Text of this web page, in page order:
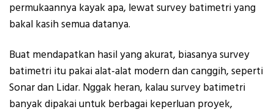
permukaannya kayak apa, lewat survey batimetri yang
bakal kasih semua datanya.
Buat mendapatkan hasil yang akurat, biasanya survey
batimetri itu pakai alat-alat modern dan canggih, seperti
Sonar dan Lidar. Nggak heran, kalau survey batimetri
banyak dipakai untuk berbagai keperluan proyek,